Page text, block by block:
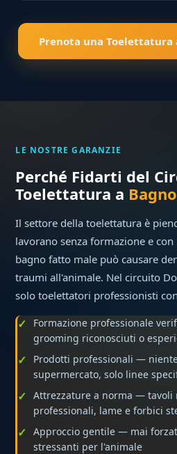
Prenota una Toelettatura
LE NOSTRE GARANZIE
Perché Fidarti del
Toelettatura a
Il settore della toelettatura è
lavorano senza formazione e
bagno fatto male può causare
traumi all'animale. Nel circuito
solo toelettatori professionisti
Formazione professionale
grooming riconosciuti o
Prodotti professionali —
supermercato, solo linee
Attrezzature a norma — tavoli
professionali, lame e forbici
Approccio gentile — mai
stressanti per l'animale